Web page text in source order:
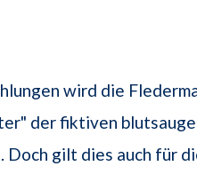
wird die
der fiktiven
gilt dies auch für